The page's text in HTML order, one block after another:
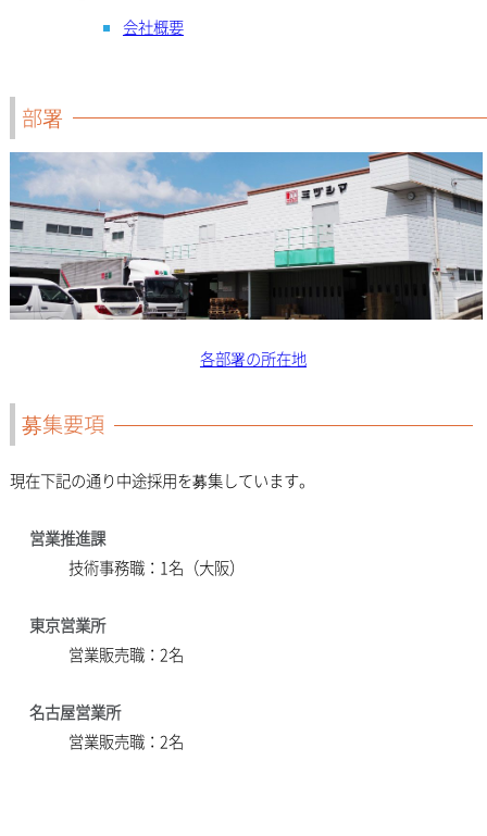
会社概要
部署
各部署の所在地
募集要項
現在下記の通り中途採用を募集しています。
営業推進課
技術事務職：1名（大阪）
東京営業所
営業販売職：2名
名古屋営業所
営業販売職：2名